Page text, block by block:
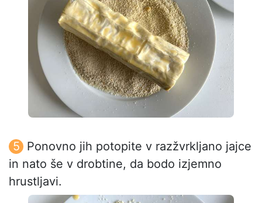
Ponovno jih potopite v razžvrkljano jajce
in nato še v drobtine, da bodo izjemno
hrustljavi.